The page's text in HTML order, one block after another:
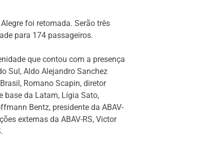
foi retomada. Serão três
para 174 passageiros.
que contou com a presença
Sul, Aldo Alejandro Sanchez
Romano Scapin, diretor
base da Latam, Lígia Sato,
Bentz, presidente da ABAV-
externas da ABAV-RS, Victor